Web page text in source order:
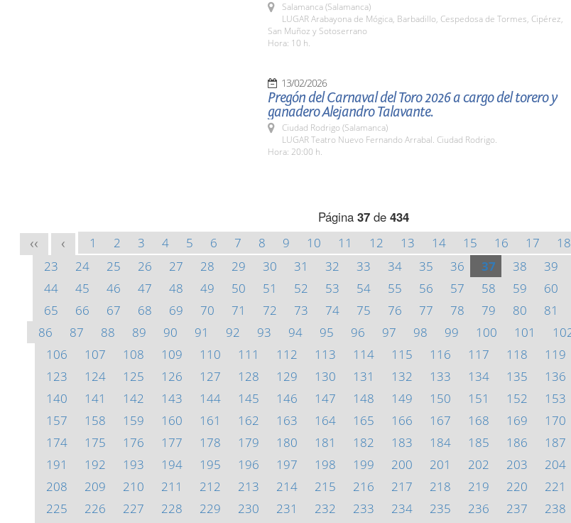
Salamanca (Salamanca)
LUGAR Arabayona de Mógica, Barbadillo, Cespedosa de Tormes, Cipérez,
San Muñoz y Sotoserrano
Hora: 10 h.
13/02/2026
Pregón del Carnaval del Toro 2026 a cargo del torero y
ganadero Alejandro Talavante.
Ciudad Rodrigo (Salamanca)
LUGAR Teatro Nuevo Fernando Arrabal. Ciudad Rodrigo.
Hora: 20:00 h.
Página 37 de 434
<< < 1 2 3 4 5 6 7 8 9 10 11 12 13 14 15 16 17 18
23
24 25 26 27 28 29 30 31 32 33 34 35 36 37 38 39
44
45 46 47 48 49 50 51 52 53 54 55 56 57 58 59 60
65
66 67 68 69 70 71 72 73 74 75 76 77 78 79 80 81
86
87 88 89 90 91 92 93 94 95 96 97 98 99 100 101
106
107 108 109 110 111 112 113 114 115 116 117 118 119
123
124 125 126 127 128 129 130 131 132 133 134 135 136
140
141 142 143 144 145 146 147 148 149 150 151 152 153
157
158 159 160 161 162 163 164 165 166 167 168 169 170
174
175 176 177 178 179 180 181 182 183 184 185 186 187
191
192 193 194 195 196 197 198 199 200 201 202 203 204
208
209 210 211 212 213 214 215 216 217 218 219 220 221
225
226 227 228 229 230 231 232 233 234 235 236 237 238